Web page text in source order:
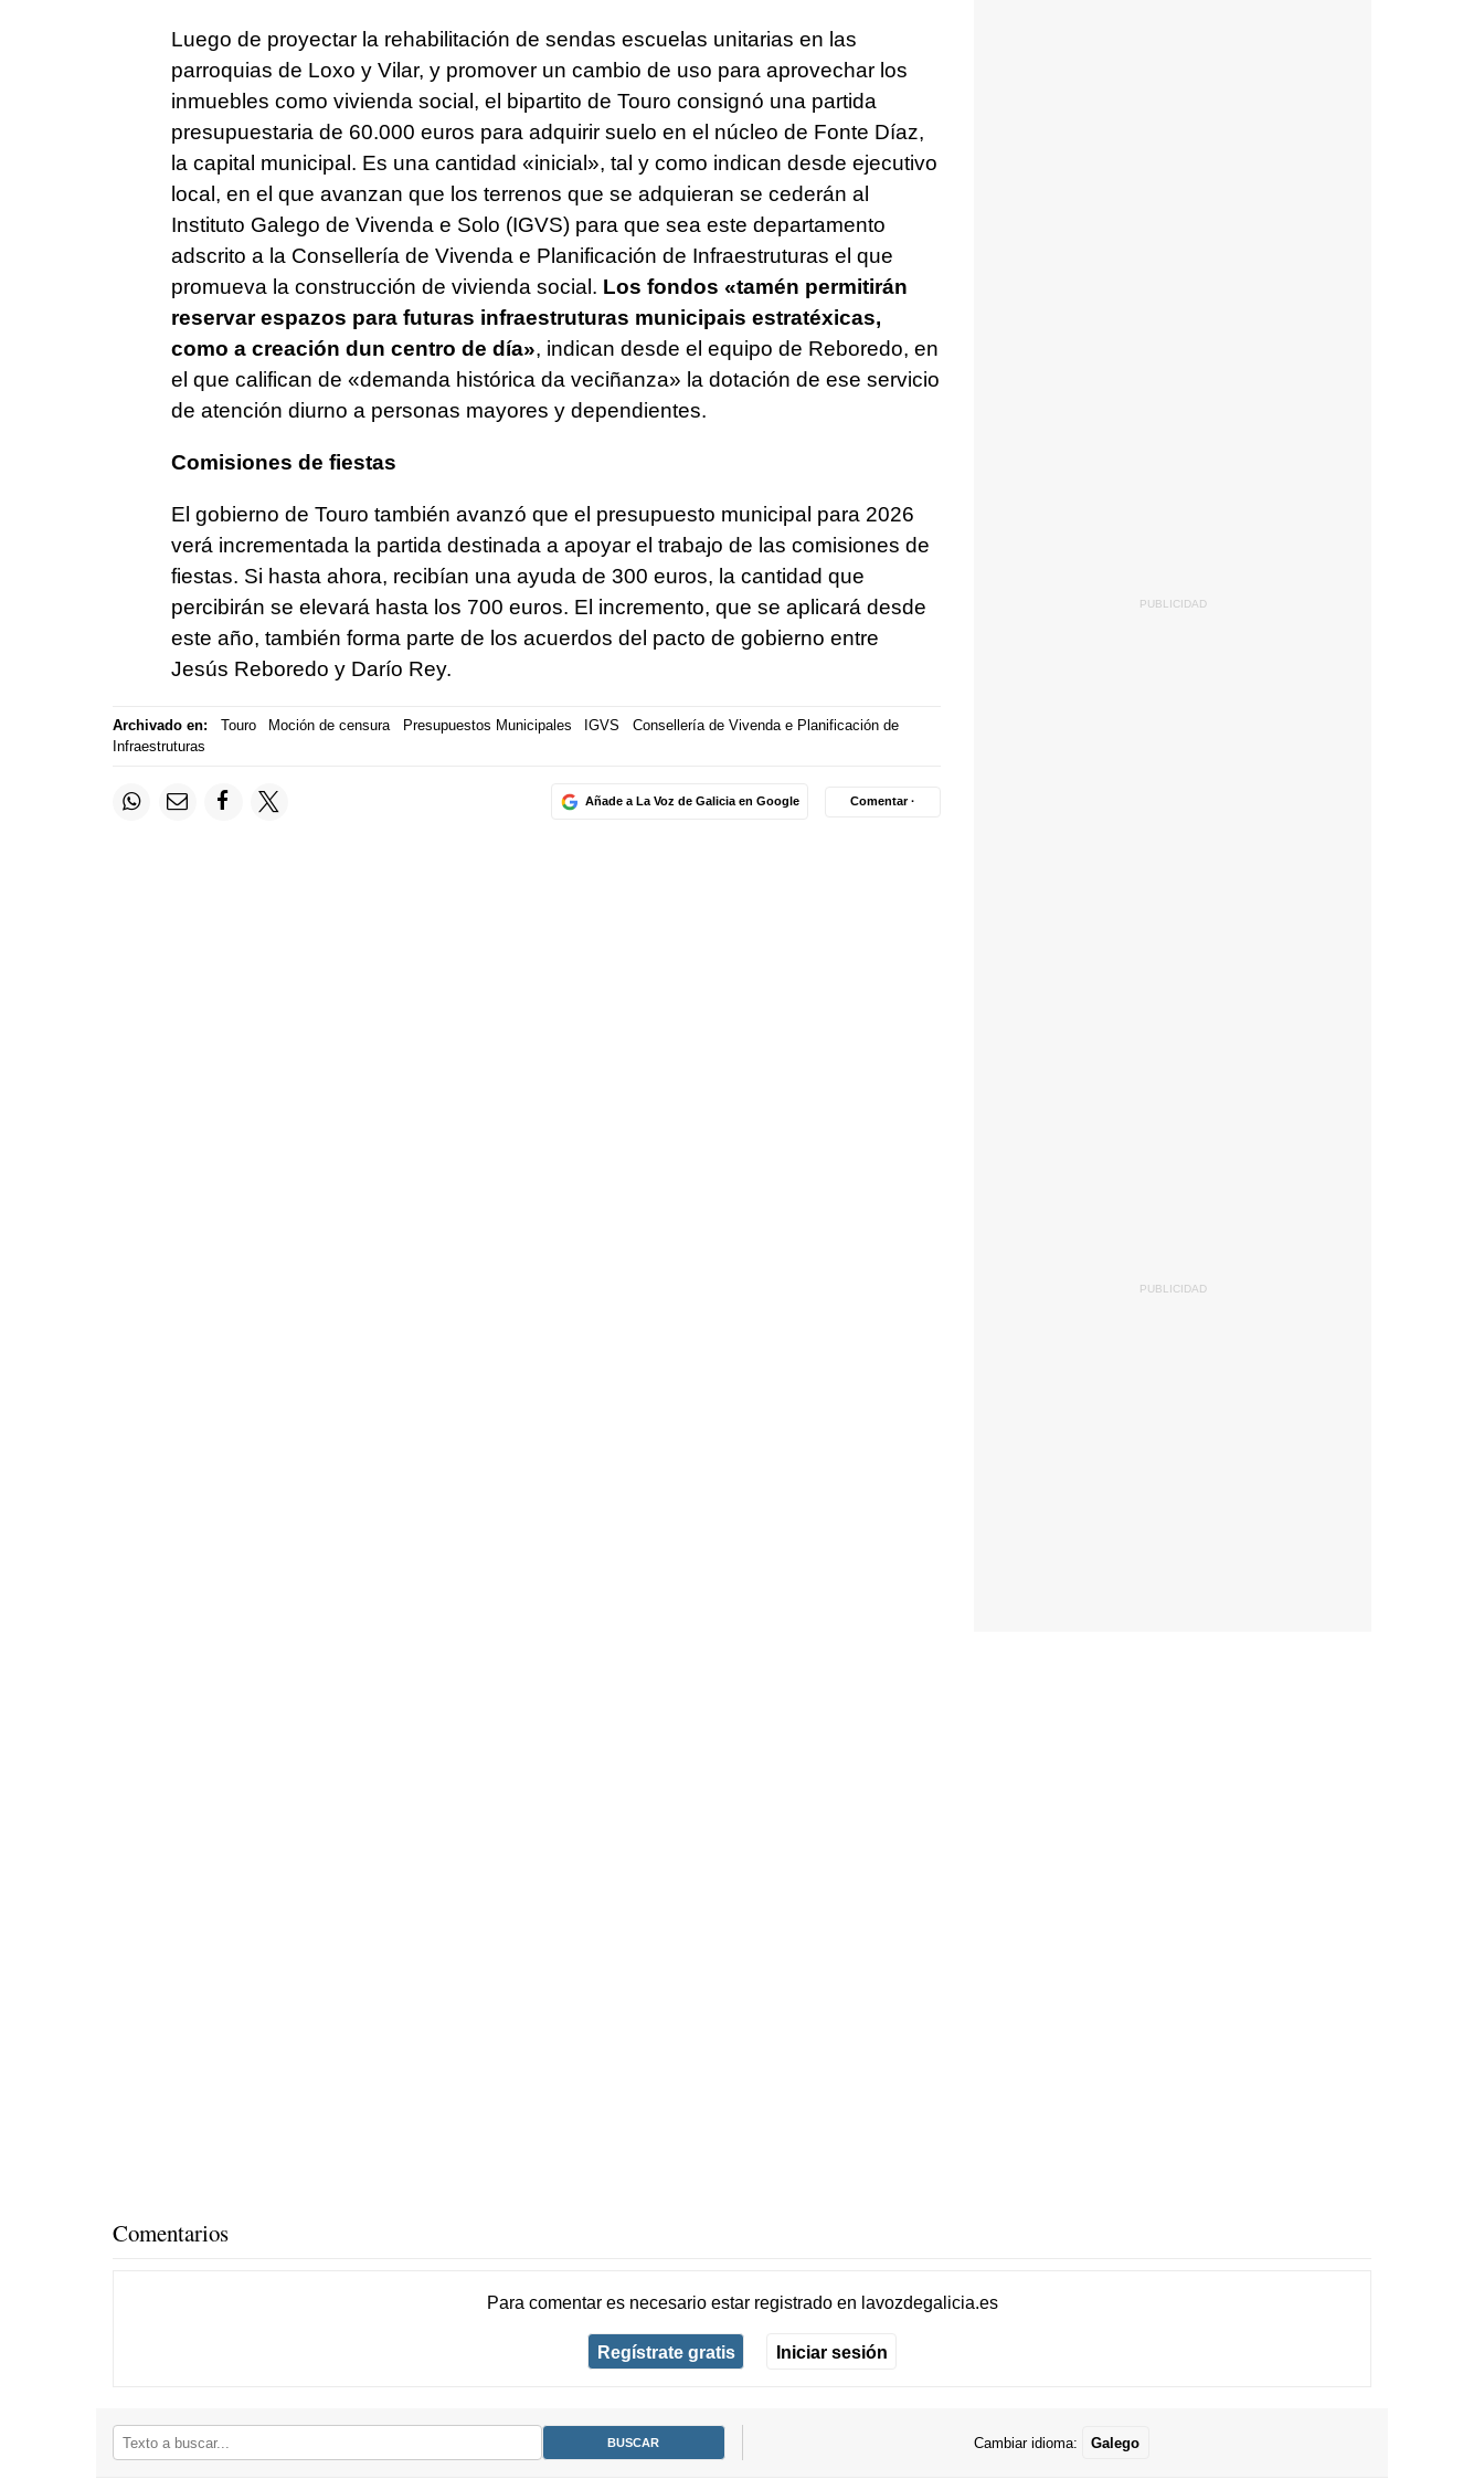
Luego de proyectar la rehabilitación de sendas escuelas unitarias en las
parroquias de Loxo y Vilar, y promover un cambio de uso para aprovechar los
inmuebles como vivienda social, el bipartito de Touro consignó una partida
presupuestaria de 60.000 euros para adquirir suelo en el núcleo de Fonte Díaz,
la capital municipal. Es una cantidad «inicial», tal y como indican desde ejecutivo
local, en el que avanzan que los terrenos que se adquieran se cederán al
Instituto Galego de Vivenda e Solo (IGVS) para que sea este departamento
adscrito a la Consellería de Vivenda e Planificación de Infraestruturas el que
promueva la construcción de vivienda social. Los fondos «tamén permitirán
reservar espazos para futuras infraestruturas municipais estratéxicas,
como a creación dun centro de día», indican desde el equipo de Reboredo, en
el que califican de «demanda histórica da veciñanza» la dotación de ese servicio
de atención diurno a personas mayores y dependientes.
Comisiones de fiestas
El gobierno de Touro también avanzó que el presupuesto municipal para 2026
verá incrementada la partida destinada a apoyar el trabajo de las comisiones de
fiestas. Si hasta ahora, recibían una ayuda de 300 euros, la cantidad que
percibirán se elevará hasta los 700 euros. El incremento, que se aplicará desde
este año, también forma parte de los acuerdos del pacto de gobierno entre
Jesús Reboredo y Darío Rey.
Archivado en: Touro Moción de censura Presupuestos Municipales IGVS
Consellería de Vivenda e Planificación de
Infraestruturas
Añade a La Voz de Galicia en Google Comentar ·
Comentarios
Para comentar es necesario estar registradoen lavozdegalicia.es
Regístrate gratis Iniciar sesión
Cambiar idioma: Galego